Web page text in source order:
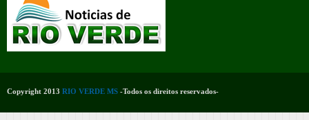
Copyright 2013 RIO VERDE MS -Todos os direitos reservados-